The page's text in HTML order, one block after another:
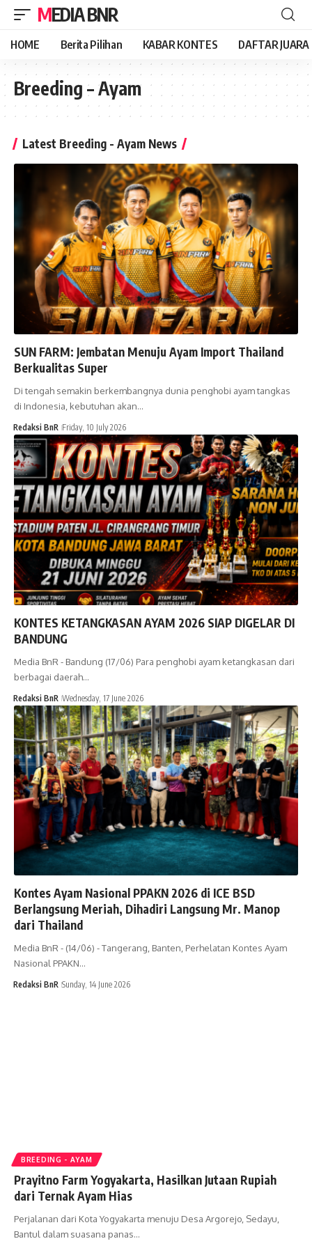
MEDIA BNR
HOME Berita Pilihan KABAR KONTES DAFTAR JUARA
Breeding – Ayam
Latest Breeding - Ayam News
SUN FARM: Jembatan Menuju Ayam Import Thailand
Berkualitas Super
Di tengah semakin berkembangnya dunia penghobi ayam tangkas
di Indonesia, kebutuhan akan…
Redaksi BnR Friday, 10 July 2026
KONTES KETANGKASAN AYAM 2026 SIAP DIGELAR DI
BANDUNG
Media BnR - Bandung (17/06) Para penghobi ayam ketangkasan dari
berbagai daerah…
Redaksi BnR Wednesday, 17 June 2026
Kontes Ayam Nasional PPAKN 2026 di ICE BSD
Berlangsung Meriah, Dihadiri Langsung Mr. Manop
dari Thailand
Media BnR - (14/06) - Tangerang, Banten, Perhelatan Kontes Ayam
Nasional PPAKN…
Redaksi BnR Sunday, 14 June 2026
BREEDING - AYAM
Prayitno Farm Yogyakarta, Hasilkan Jutaan Rupiah
dari Ternak Ayam Hias
Perjalanan dari Kota Yogyakarta menuju Desa Argorejo, Sedayu,
Bantul dalam suasana panas…